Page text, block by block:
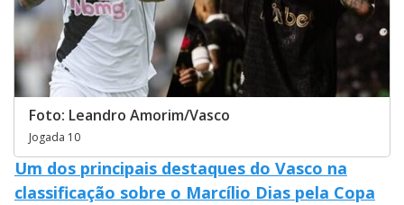
Foto: Leandro Amorim/Vasco
Jogada 10
Um dos principais destaques do Vasco na
classificação sobre o Marcílio Dias pela Copa